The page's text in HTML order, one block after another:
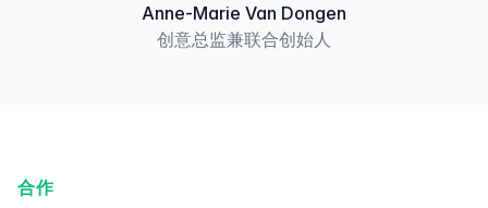
Anne-Marie Van Dongen
创意总监兼联合创始人
合作